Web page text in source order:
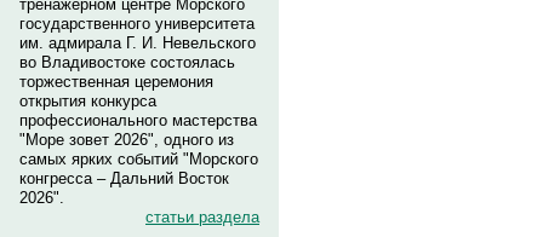
тренажерном центре Морского
государственного университета
им. адмирала Г. И. Невельского
во Владивостоке состоялась
торжественная церемония
открытия конкурса
профессионального мастерства
"Море зовет 2026", одного из
самых ярких событий "Морского
конгресса – Дальний Восток
2026".
статьи раздела